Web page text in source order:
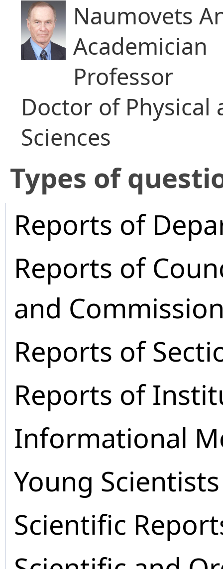
Naumovets
Academician
Professor
Doctor of
Sciences
​Types of
Reports of
Reports of
and
Reports of
Reports of
Informational
Young
Scientific